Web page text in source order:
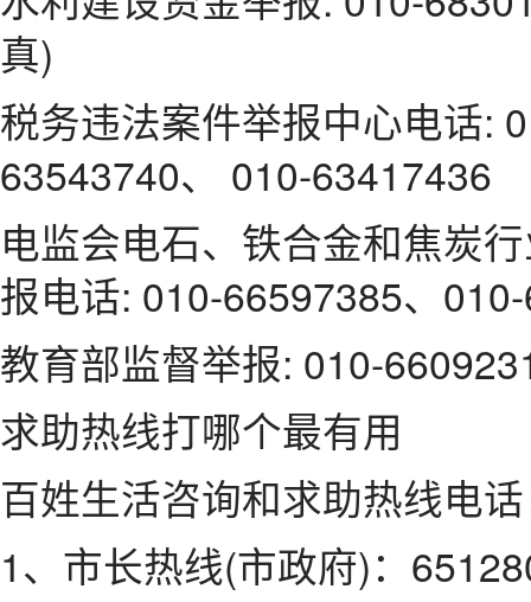
真)
税务违法案件举报中心电话:
63543740、 010-63417436
电监会电石、铁合金和焦炭
报电话: 010-66597385、
教育部监督举报: 010-
求助热线打哪个最有用
百姓生活咨询和求助热线电
1、市长热线(市政府)：